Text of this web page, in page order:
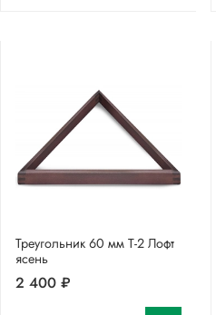
Треугольник 60 мм Т-2 Лофт
ясень
2 400 ₽